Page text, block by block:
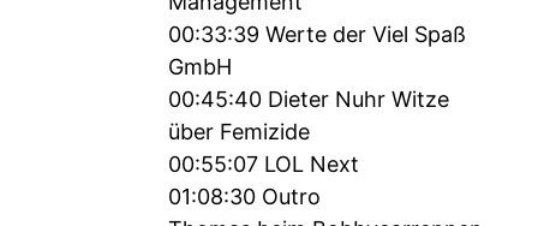
00:33:39 Werte der Viel Spaß
GmbH
00:45:40 Dieter Nuhr Witze
über Femizide
00:55:07 LOL Next
01:08:30 Outro